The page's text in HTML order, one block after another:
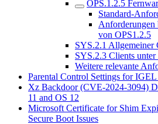
OPS.1.2.5
Standard-
Anforderungen
von OPS1.2.5
SYS.2.1 Allgemeiner
SYS.2.3 Clients
Weitere relevante
Parental Control Settings for IGEL
Xz Backdoor (CVE-2024-3094)
11 and OS 12
Microsoft Certificate for Shim
Secure Boot Issues